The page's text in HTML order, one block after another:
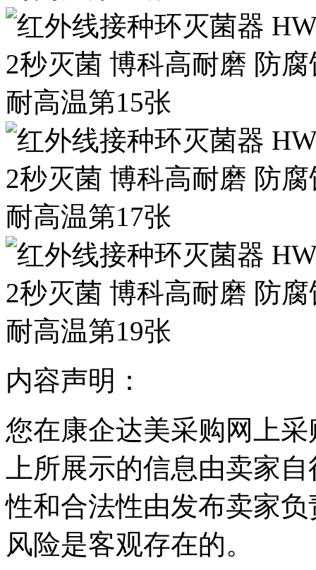
内容声明：
您在康企达美采购网上
上所展示的信息由卖家
性和合法性由发布卖家
风险是客观存在的。